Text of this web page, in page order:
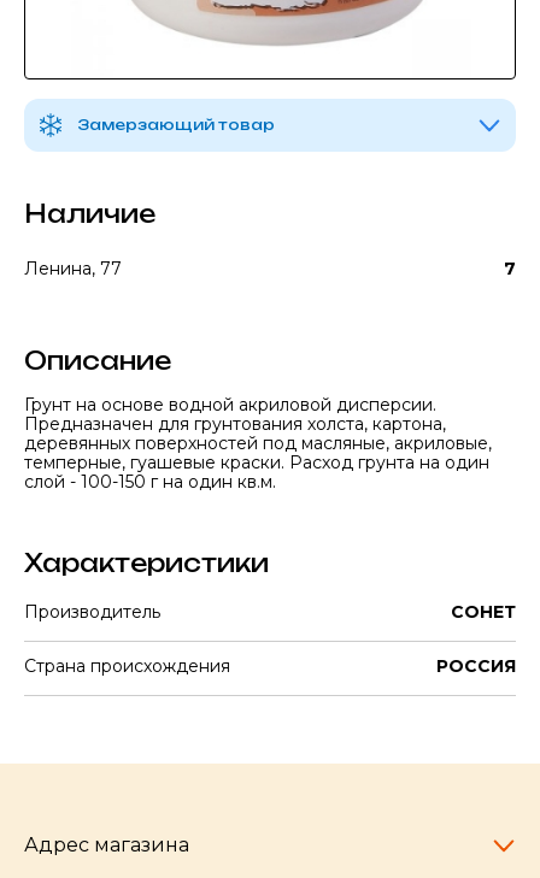
Замерзающий товар
Наличие
Ленина, 77 7
Описание
Грунт на основе водной акриловой дисперсии.
Предназначен для грунтования холста, картона,
деревянных поверхностей под масляные, акриловые,
темперные, гуашевые краски. Расход грунта на один
слой - 100-150 г на один кв.м.
Характеристики
Производитель СОНЕТ
Страна происхождения РОССИЯ
Адрес магазина